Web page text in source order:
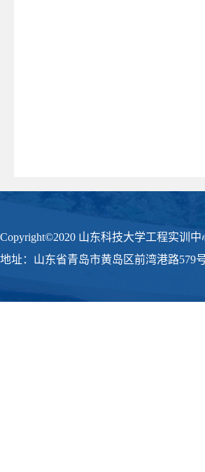
Copyright©2020 山东科技大学工程实训中
地址：山东省青岛市黄岛区前湾港路579